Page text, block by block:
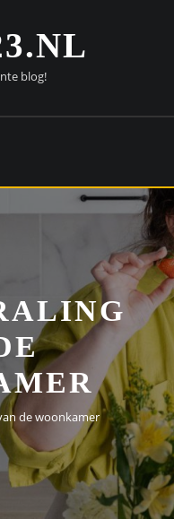
blog!
de woonkamer